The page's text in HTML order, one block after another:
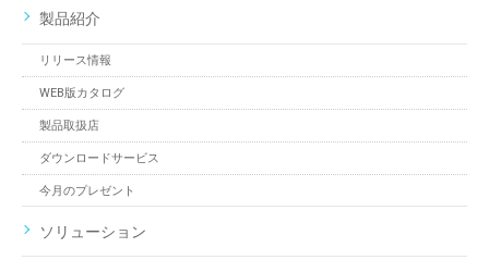
製品紹介
リリース情報
WEB版カタログ
製品取扱店
ダウンロードサービス
今月のプレゼント
ソリューション